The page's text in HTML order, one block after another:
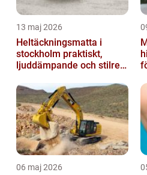
13 maj 2026
Heltäckningsmatta i
stockholm praktiskt,
ljuddämpande och stilrent
06 maj 2026